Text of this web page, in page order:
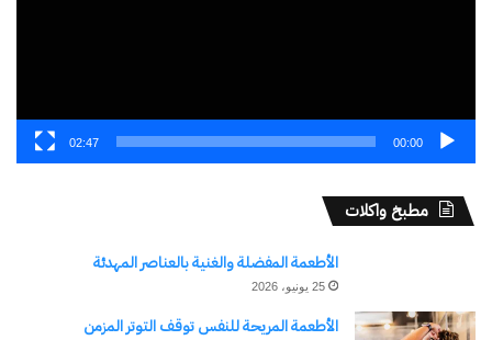
00:00
02:47
مطبخ واكلات
الأطعمة المفضلة والغنية بالعناصر المهدئة
25 يونيو، 2026
الأطعمة المريحة للنفس توقف التوتر المزمن